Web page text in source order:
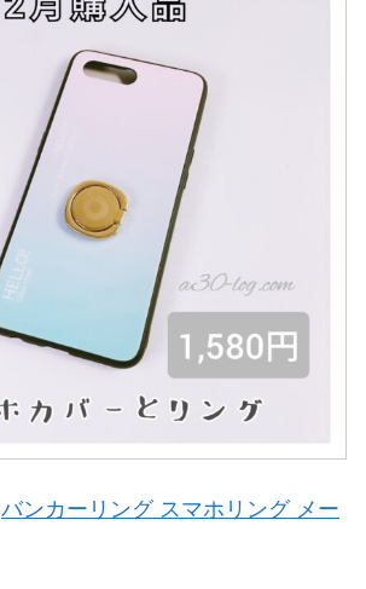
バンカーリング スマホリング メー